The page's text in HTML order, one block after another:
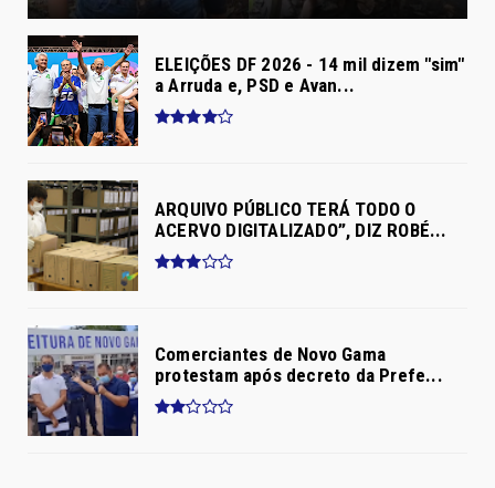
ELEIÇÕES DF 2026 - 14 mil dizem "sim"
a Arruda e, PSD e Avan...
ARQUIVO PÚBLICO TERÁ TODO O
ACERVO DIGITALIZADO”, DIZ ROBÉ...
Comerciantes de Novo Gama
protestam após decreto da Prefe...